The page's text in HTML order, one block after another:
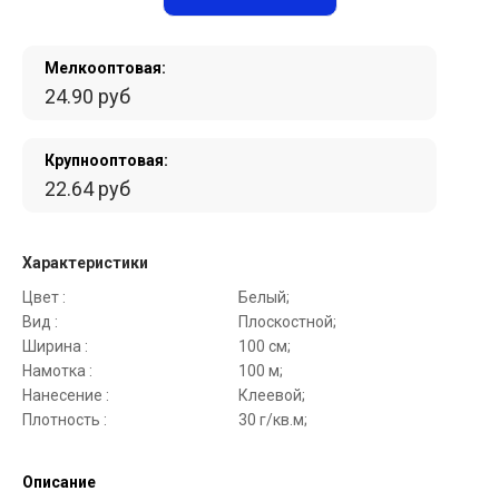
Мелкооптовая:
24.90 руб
Крупнооптовая:
22.64 руб
Характеристики
Цвет :
Белый;
Вид :
Плоскостной;
Ширина :
100 см;
Намотка :
100 м;
Нанесение :
Клеевой;
Плотность :
30 г/кв.м;
Описание